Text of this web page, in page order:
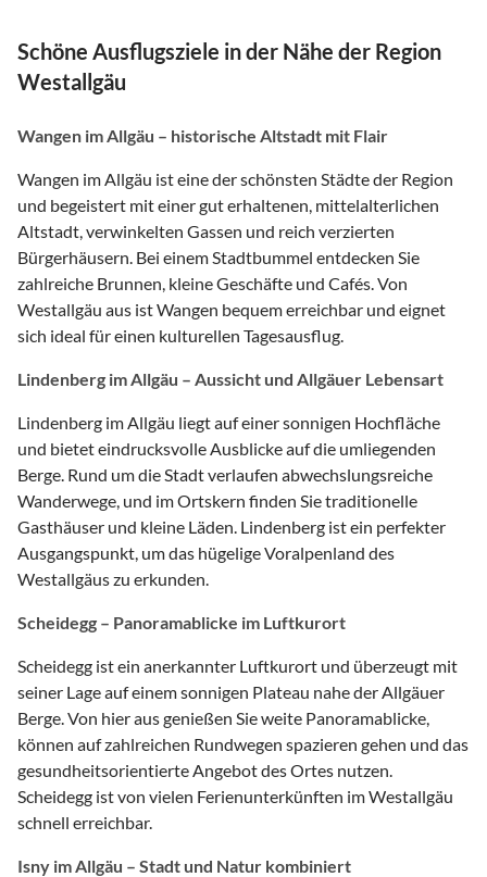
Schöne Ausflugsziele in der Nähe der Region
Westallgäu
Wangen im Allgäu – historische Altstadt mit Flair
Wangen im Allgäu ist eine der schönsten Städte der Region
und begeistert mit einer gut erhaltenen, mittelalterlichen
Altstadt, verwinkelten Gassen und reich verzierten
Bürgerhäusern. Bei einem Stadtbummel entdecken Sie
zahlreiche Brunnen, kleine Geschäfte und Cafés. Von
Westallgäu aus ist Wangen bequem erreichbar und eignet
sich ideal für einen kulturellen Tagesausflug.
Lindenberg im Allgäu – Aussicht und Allgäuer Lebensart
Lindenberg im Allgäu liegt auf einer sonnigen Hochfläche
und bietet eindrucksvolle Ausblicke auf die umliegenden
Berge. Rund um die Stadt verlaufen abwechslungsreiche
Wanderwege, und im Ortskern finden Sie traditionelle
Gasthäuser und kleine Läden. Lindenberg ist ein perfekter
Ausgangspunkt, um das hügelige Voralpenland des
Westallgäus zu erkunden.
Scheidegg – Panoramablicke im Luftkurort
Scheidegg ist ein anerkannter Luftkurort und überzeugt mit
seiner Lage auf einem sonnigen Plateau nahe der Allgäuer
Berge. Von hier aus genießen Sie weite Panoramablicke,
können auf zahlreichen Rundwegen spazieren gehen und das
gesundheitsorientierte Angebot des Ortes nutzen.
Scheidegg ist von vielen Ferienunterkünften im Westallgäu
schnell erreichbar.
Isny im Allgäu – Stadt und Natur kombiniert